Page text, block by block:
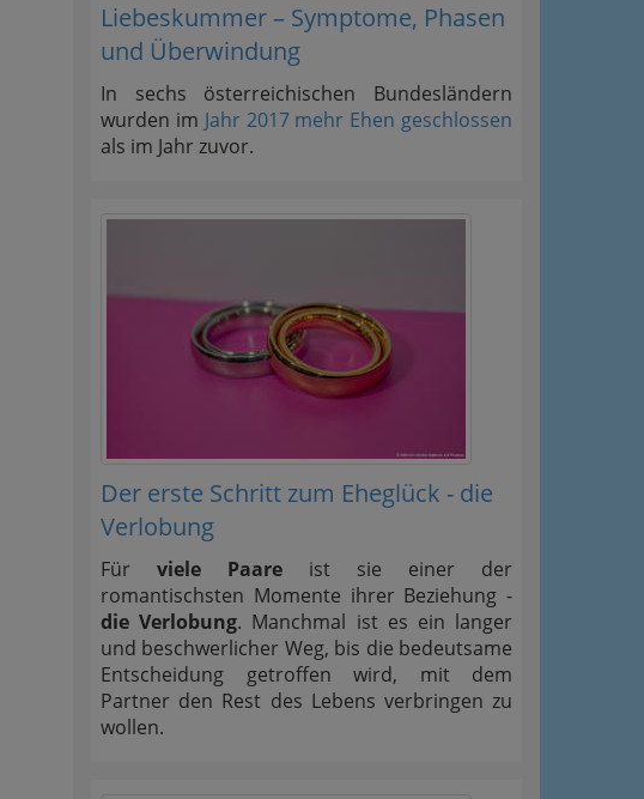
Liebeskummer – Symptome, Phasen
und Überwindung
In sechs österreichischen Bundesländern
wurden im Jahr 2017 mehr Ehen geschlossen
als im Jahr zuvor.
Der erste Schritt zum Eheglück - die
Verlobung
Für viele Paare ist sie einer der
romantischsten Momente ihrer Beziehung -
die Verlobung. Manchmal ist es ein langer
und beschwerlicher Weg, bis die bedeutsame
Entscheidung getroffen wird, mit dem
Partner den Rest des Lebens verbringen zu
wollen.